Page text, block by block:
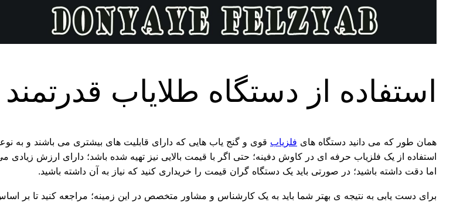
استفاده از دستگاه طلایاب قدرتمند
همان طور که می دانید دستگاه های فلزیاب قوی و گنج یاب هایی که دارای قابلیت های بیشتری می باشند و به
استفاده از یک فلزیاب حرفه ای در کاوش دفینه؛ حتی اگر با قیمت بالایی نیز تهیه شده باشد؛ دارای ارزش
اما دقت داشته باشید؛ در صورتی باید یک دستگاه گران قیمت را خریداری کنید که نیاز به آن داشته باشید.
برای دست یابی به نتیجه ی بهتر شما باید به یک کارشناس و مشاور متخصص در این زمینه؛ مراجعه کنید تا